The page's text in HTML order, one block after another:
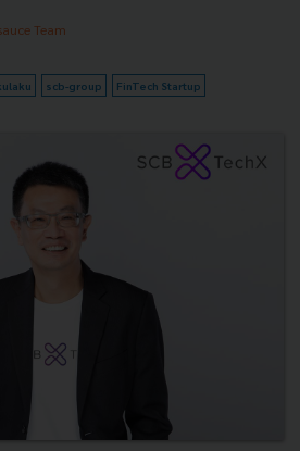
Team
scb-group FinTech Startup